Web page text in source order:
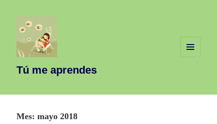
Tú me aprendes
Mes:mayo 2018